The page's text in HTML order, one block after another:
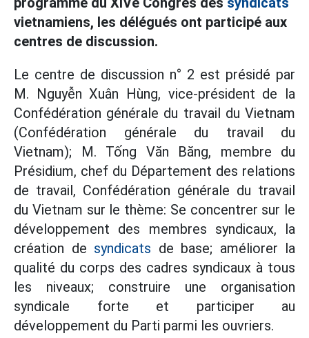
vietnamiens, les délégués ont participé aux
centres de discussion.
Le centre de discussion n° 2 est présidé par
M. Nguyễn Xuân Hùng, vice-président de la
Confédération générale du travail du Vietnam
(Confédération générale du travail du
Vietnam); M. Tống Văn Băng, membre du
Présidium, chef du Département des relations
de travail, Confédération générale du travail
du Vietnam sur le thème: Se concentrer sur le
développement des membres syndicaux, la
création de syndicats de base; améliorer la
qualité du corps des cadres syndicaux à tous
les niveaux; construire une organisation
syndicale forte et participer au
développement du Parti parmi les ouvriers.